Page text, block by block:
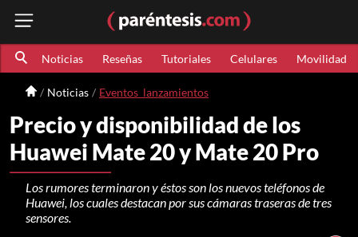
Noticias Reseñas Tutoriales Celulares Movilidad
Noticias Eventos_lanzamientos
Precio y disponibilidad de los
Huawei Mate 20 y Mate 20 Pro
Los rumores terminaron y éstos son los nuevos teléfonos de
Huawei, los cuales destacan por sus cámaras traseras de tres
sensores.